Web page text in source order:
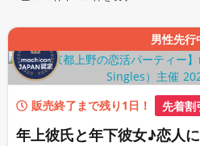
男性先行
販売終了まで残り1日！ 先着割
年上彼氏と年下彼女♪恋人